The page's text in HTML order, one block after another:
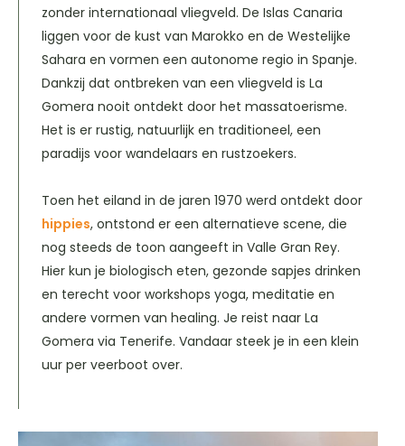
zonder internationaal vliegveld. De Islas Canaria
liggen voor de kust van Marokko en de Westelijke
Sahara en vormen een autonome regio in Spanje.
Dankzij dat ontbreken van een vliegveld is La
Gomera nooit ontdekt door het massatoerisme.
Het is er rustig, natuurlijk en traditioneel, een
paradijs voor wandelaars en rustzoekers.
Toen het eiland in de jaren 1970 werd ontdekt door
hippies, ontstond er een alternatieve scene, die
nog steeds de toon aangeeft in Valle Gran Rey.
Hier kun je biologisch eten, gezonde sapjes drinken
en terecht voor workshops yoga, meditatie en
andere vormen van healing. Je reist naar La
Gomera via Tenerife. Vandaar steek je in een klein
uur per veerboot over.